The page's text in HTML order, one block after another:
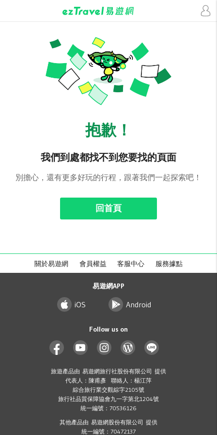
抱歉！
我們到處都找不到您要找的頁面
別擔心，還有更多好玩的行程，跟著我們一起探索吧！
回首頁
關於易遊網 會員權益 客服中心 服務據點
易遊網APP
iOS Android
Follow us on
旅遊產品由 易遊網旅行社股份有限公司 提供
代表人：陳甫彥 聯絡人：楊江萍
綜合旅行業交觀綜字2105號
旅行社品質保障協會九一字第北1204號
統一編號：70536126
其他產品由 易遊網股份有限公司 提供
統一編號：70472137